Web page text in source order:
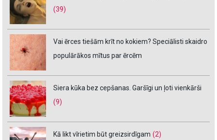
(39)
Vai ērces tiešām krīt no kokiem? Speciālisti skaidro
populārākos mītus par ērcēm
Siera kūka bez cepšanas. Garšīgi un ļoti vienkārši
(9)
Kā likt vīrietim būt greizsirdīgam (2)